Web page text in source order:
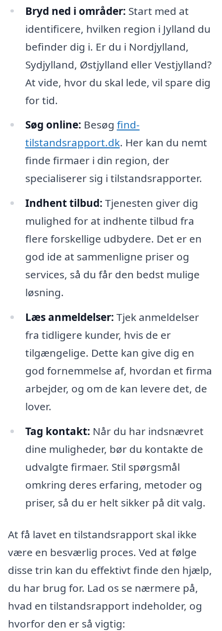
Bryd ned i områder: Start med at
identificere, hvilken region i Jylland du
befinder dig i. Er du i Nordjylland,
Sydjylland, Østjylland eller Vestjylland?
At vide, hvor du skal lede, vil spare dig
for tid.
Søg online: Besøg find-
tilstandsrapport.dk. Her kan du nemt
finde firmaer i din region, der
specialiserer sig i tilstandsrapporter.
Indhent tilbud: Tjenesten giver dig
mulighed for at indhente tilbud fra
flere forskellige udbydere. Det er en
god ide at sammenligne priser og
services, så du får den bedst mulige
løsning.
Læs anmeldelser: Tjek anmeldelser
fra tidligere kunder, hvis de er
tilgængelige. Dette kan give dig en
god fornemmelse af, hvordan et firma
arbejder, og om de kan levere det, de
lover.
Tag kontakt: Når du har indsnævret
dine muligheder, bør du kontakte de
udvalgte firmaer. Stil spørgsmål
omkring deres erfaring, metoder og
priser, så du er helt sikker på dit valg.
At få lavet en tilstandsrapport skal ikke
være en besværlig proces. Ved at følge
disse trin kan du effektivt finde den hjælp,
du har brug for. Lad os se nærmere på,
hvad en tilstandsrapport indeholder, og
hvorfor den er så vigtig: